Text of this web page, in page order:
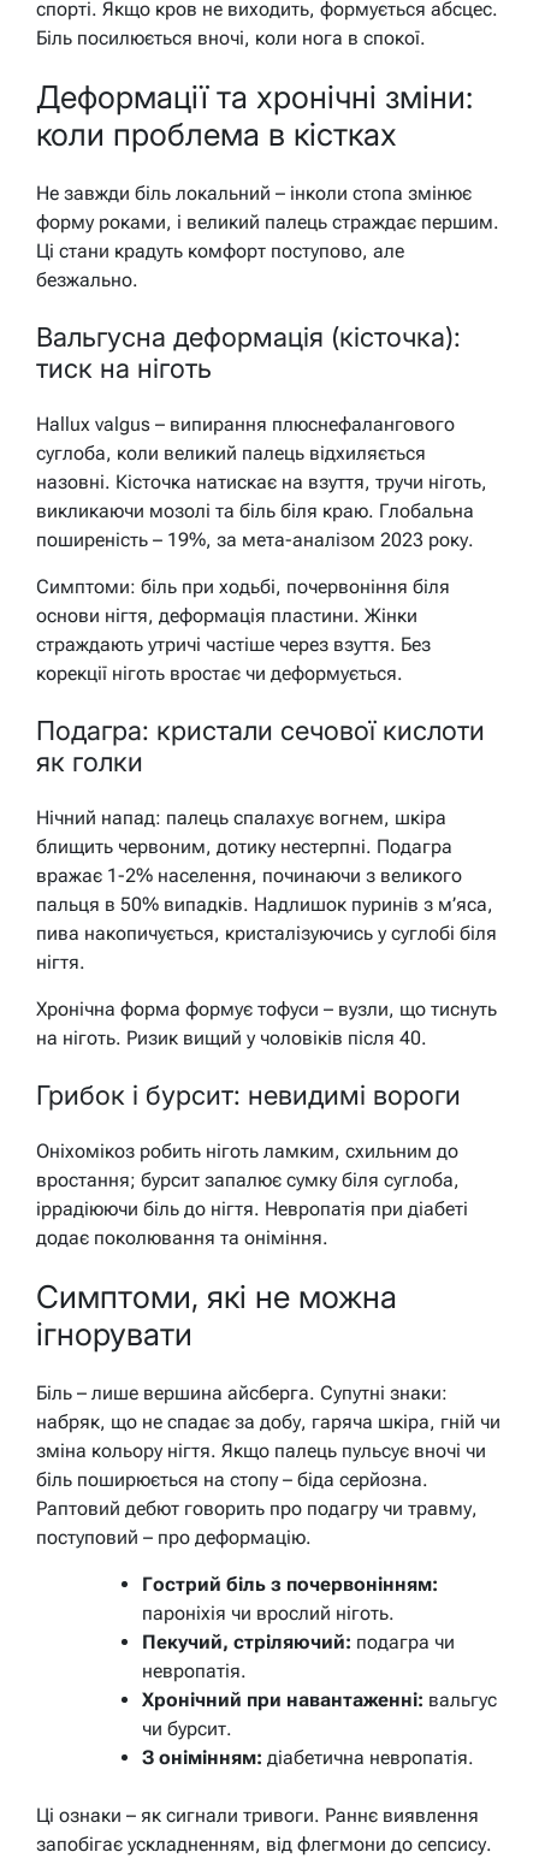
спорті. Якщо кров не виходить, формується абсцес.
Біль посилюється вночі, коли нога в спокої.
Деформації та хронічні зміни:
коли проблема в кістках
Не завжди біль локальний – інколи стопа змінює
форму роками, і великий палець страждає першим.
Ці стани крадуть комфорт поступово, але
безжально.
Вальгусна деформація (кісточка):
тиск на ніготь
Hallux valgus – випирання плюснефалангового
суглоба, коли великий палець відхиляється
назовні. Кісточка натискає на взуття, тручи ніготь,
викликаючи мозолі та біль біля краю. Глобальна
поширеність – 19%, за мета-аналізом 2023 року.
Симптоми: біль при ходьбі, почервоніння біля
основи нігтя, деформація пластини. Жінки
страждають утричі частіше через взуття. Без
корекції ніготь вростає чи деформується.
Подагра: кристали сечової кислоти
як голки
Нічний напад: палець спалахує вогнем, шкіра
блищить червоним, дотику нестерпні. Подагра
вражає 1-2% населення, починаючи з великого
пальця в 50% випадків. Надлишок пуринів з м’яса,
пива накопичується, кристалізуючись у суглобі біля
нігтя.
Хронічна форма формує тофуси – вузли, що тиснуть
на ніготь. Ризик вищий у чоловіків після 40.
Грибок і бурсит: невидимі вороги
Оніхомікоз робить ніготь ламким, схильним до
вростання; бурсит запалює сумку біля суглоба,
іррадіюючи біль до нігтя. Невропатія при діабеті
додає поколювання та оніміння.
Симптоми, які не можна
ігнорувати
Біль – лише вершина айсберга. Супутні знаки:
набряк, що не спадає за добу, гаряча шкіра, гній чи
зміна кольору нігтя. Якщо палець пульсує вночі чи
біль поширюється на стопу – біда серйозна.
Раптовий дебют говорить про подагру чи травму,
поступовий – про деформацію.
Гострий біль з почервонінням:
пароніхія чи врослий ніготь.
Пекучий, стріляючий: подагра чи
невропатія.
Хронічний при навантаженні: вальгус
чи бурсит.
З онімінням: діабетична невропатія.
Ці ознаки – як сигнали тривоги. Раннє виявлення
запобігає ускладненням, від флегмони до сепсису.